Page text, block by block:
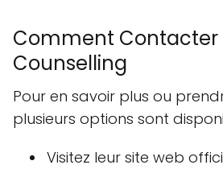
Comment Contacter
Counselling
Pour en savoir plus ou
plusieurs options sont
Visitez leur site web